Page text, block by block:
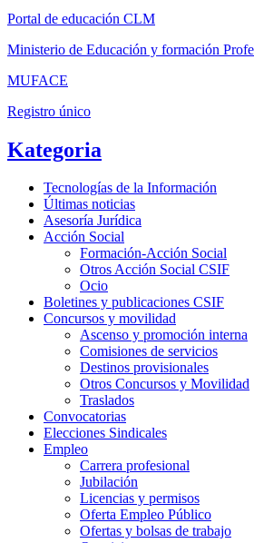
Portal de educación CLM
Ministerio de Educación y formación
MUFACE
Registro único
Kategoria
Tecnologías de la Información
Últimas noticias
Asesoría Jurídica
Acción Social
Formación-Acción Social
Otros Acción Social CSIF
Ocio
Boletines y publicaciones CSIF
Concursos y movilidad
Ascenso y promoción interna
Comisiones de servicios
Destinos provisionales
Otros Concursos y Movilidad
Traslados
Convocatorias
Elecciones Sindicales
Empleo
Carrera profesional
Jubilación
Licencias y permisos
Oferta Empleo Público
Ofertas y bolsas de trabajo